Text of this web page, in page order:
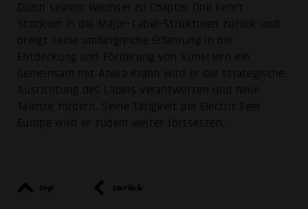
Durch seinem Wechsel zu Chapter One kehrt
Stockum in die Major-Label-Strukturen zurück und
bringt seine umfangreiche Erfahrung in der
Entdeckung und Förderung von Künstlern ein.
Gemeinsam mit Anika Krahn wird er die strategische
Ausrichtung des Labels verantworten und neue
Talente fördern. Seine Tätigkeit bei Electric Feel
Europe wird er zudem weiter fortsetzen.
top zurück